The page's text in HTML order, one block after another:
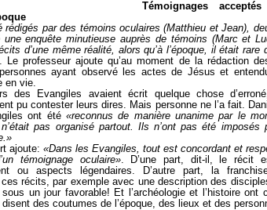
Témoignages
rédigés par des témoins oculaires (Matthieu et Jean),
enquête minutieuse auprès de témoins (Marc et
d’une même réalité, alors qu’à l’époque, il était rare
. Le professeur ajoute qu’au moment de la rédaction
ayant observé les actes de Jésus et
en vie.
des Evangiles avaient écrit quelque chose
pu contester leurs dires. Mais personne ne l’a fait.
ont été «reconnus de manière unanime par le
n’était pas organisé partout. Ils n’ont pas été imposés
ajoute: «Dans les Evangiles, tout est concordant et
témoignage oculaire». D’une part, dit-il, le récit
ou aspects légendaires. D’autre part, la
récits, par exemple avec une description des
sous un jour favorable! Et l’archéologie et l’histoire ont
des coutumes de l’époque, des lieux et des